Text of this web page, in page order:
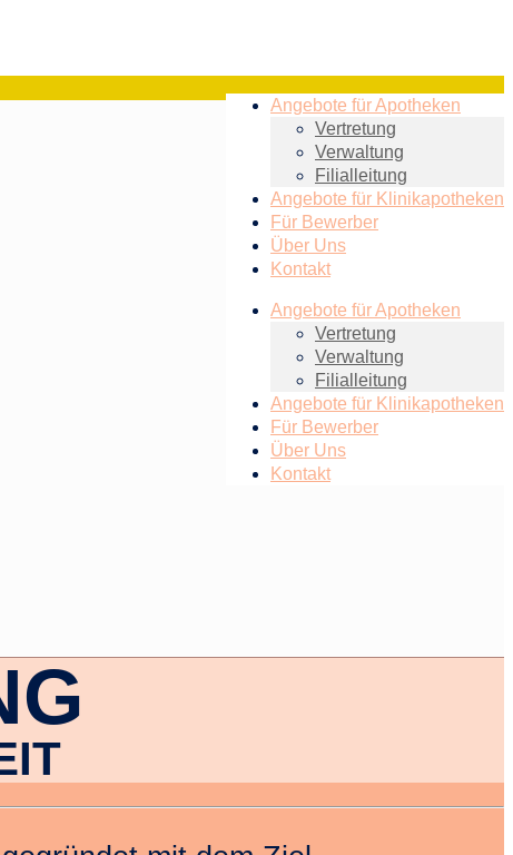
Angebote für Apotheken
Vertretung
Verwaltung
Filialleitung
Angebote für Klinikapotheken
Für Bewerber
Über Uns
Kontakt
Angebote für Apotheken
Vertretung
Verwaltung
Filialleitung
Angebote für Klinikapotheken
Für Bewerber
Über Uns
Kontakt